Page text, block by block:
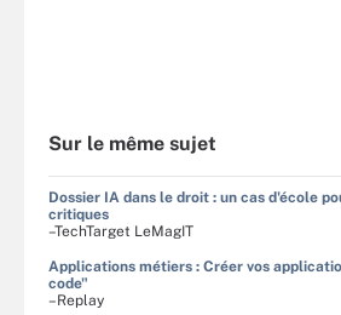
Sur le même sujet
Dossier IA dans le droit : un cas d'école
critiques
–TechTarget LeMagIT
Applications métiers : Créer vos
code"
–Replay